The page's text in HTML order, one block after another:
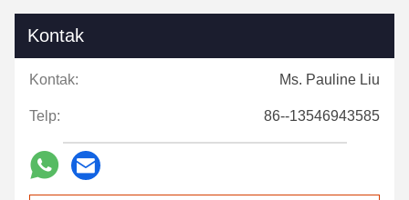
Kontak
Kontak: Ms. Pauline Liu
Telp: 86--13546943585